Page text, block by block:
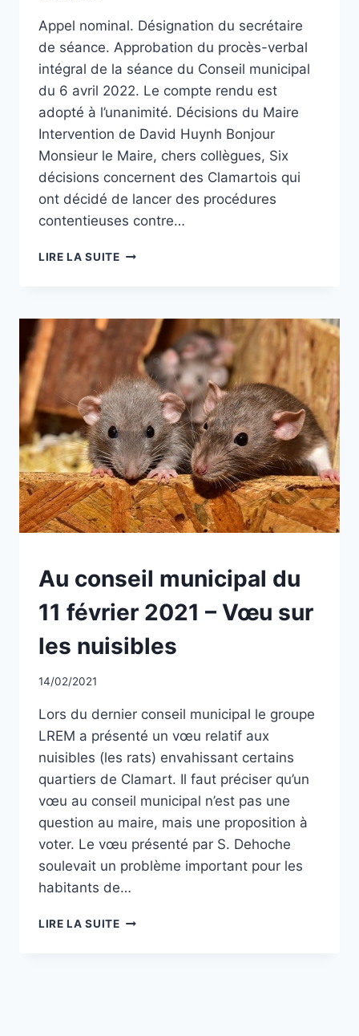
Appel nominal. Désignation du secrétaire
de séance. Approbation du procès-verbal
intégral de la séance du Conseil municipal
du 6 avril 2022. Le compte rendu est
adopté à l’unanimité. Décisions du Maire
Intervention de David Huynh Bonjour
Monsieur le Maire, chers collègues, Six
décisions concernent des Clamartois qui
ont décidé de lancer des procédures
contentieuses contre…
LIRE LA SUITECONSEIL
7
JUILLET
2022
NON
CLASSÉ
Au conseil municipal du
11 février 2021 – Vœu sur
les nuisibles
Par
14/02/2021
Lors du dernier conseil municipal le groupe
LREM a présenté un vœu relatif aux
nuisibles (les rats) envahissant certains
quartiers de Clamart. Il faut préciser qu’un
vœu au conseil municipal n’est pas une
question au maire, mais une proposition à
voter. Le vœu présenté par S. Dehoche
soulevait un problème important pour les
habitants de…
LIRE LA SUITEAU